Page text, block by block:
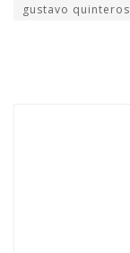
gustavo quinteros